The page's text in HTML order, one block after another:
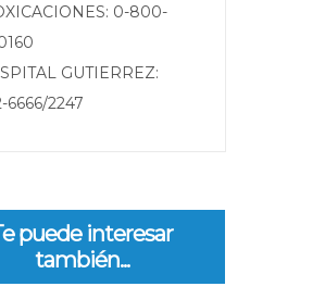
0-800-
GUTIERREZ:
6666/2247
puede interesar
también...